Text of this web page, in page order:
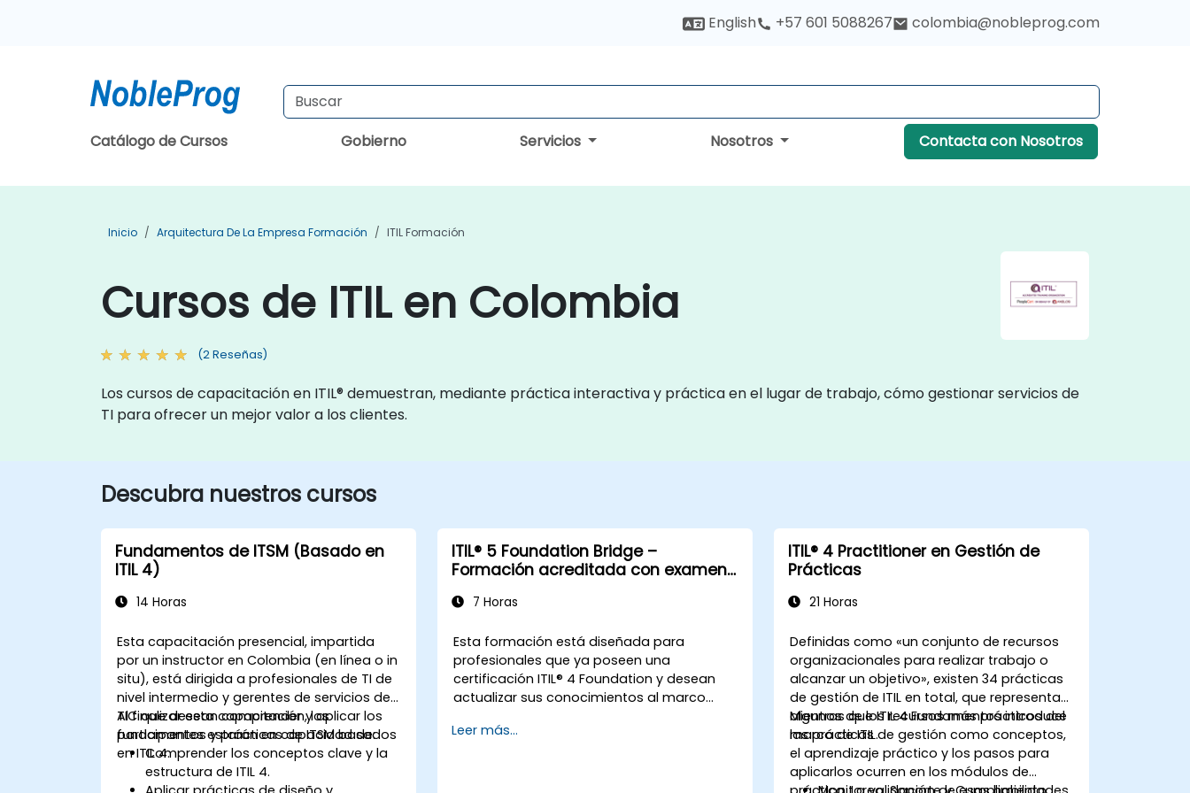
English +57 601 5088267 colombia@nobleprog.com
Catálogo de Cursos Gobierno Servicios Nosotros Contacta con Nosotros
Inicio Arquitectura De La Empresa Formación ITIL Formación
Cursos de ITIL en Colombia
(2 Reseñas)
Los cursos de capacitación en ITIL® demuestran, mediante práctica interactiva y práctica en el lugar de trabajo, cómo gestionar servicios de
TI para ofrecer un mejor valor a los clientes.
Descubra nuestros cursos
Fundamentos de ITSM (Basado en
ITIL 4)
14 Horas
Esta capacitación presencial, impartida
por un instructor en Colombia (en línea o in
situ), está dirigida a profesionales de TI de
nivel intermedio y gerentes de servicios de
TIC que desean comprender y aplicar los
fundamentos y prácticas de ITSM basados
en ITIL 4.
Al finalizar esta capacitación, los
participantes estarán en capacidad de:
Comprender los conceptos clave y la
estructura de ITIL 4.
ITIL® 5 Foundation Bridge –
Formación acreditada con examen
7 Horas
Esta formación está diseñada para
profesionales que ya poseen una
certificación ITIL® 4 Foundation y desean
actualizar sus conocimientos al marco
Ofrece una transición concentrada y
Leer más...
ITIL® 4 Practitioner en Gestión de
Prácticas
21 Horas
Definidas como «un conjunto de recursos
organizacionales para realizar trabajo o
alcanzar un objetivo», existen 34 prácticas
de gestión de ITIL en total, que representan
algunos de los recursos más prácticos del
marco de ITIL.
Mientras que ITIL 4 Fundamentos introduce
las prácticas de gestión como conceptos,
el aprendizaje práctico y los pasos para
aplicarlos ocurren en los módulos de